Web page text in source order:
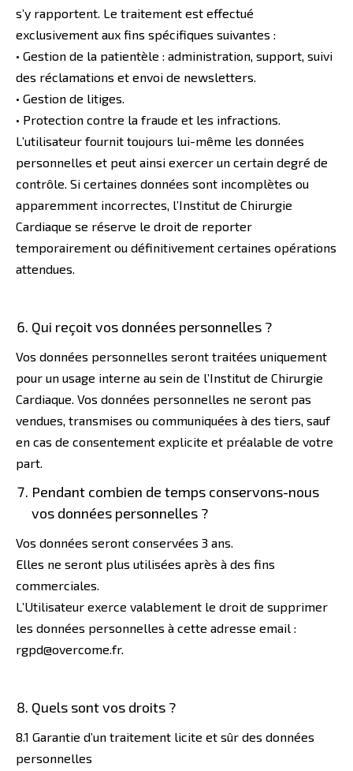
s’y rapportent. Le traitement est effectué
exclusivement aux fins spécifiques suivantes :
• Gestion de la patientèle : administration, support, suivi
des réclamations et envoi de newsletters.
• Gestion de litiges.
• Protection contre la fraude et les infractions.
L’utilisateur fournit toujours lui-même les données
personnelles et peut ainsi exercer un certain degré de
contrôle. Si certaines données sont incomplètes ou
apparemment incorrectes, l’Institut de Chirurgie
Cardiaque se réserve le droit de reporter
temporairement ou définitivement certaines opérations
attendues.
Qui reçoit vos données personnelles ?
Vos données personnelles seront traitées uniquement
pour un usage interne au sein de l’Institut de Chirurgie
Cardiaque. Vos données personnelles ne seront pas
vendues, transmises ou communiquées à des tiers, sauf
en cas de consentement explicite et préalable de votre
part.
Pendant combien de temps conservons-nous
vos données personnelles ?
Vos données seront conservées 3 ans.
Elles ne seront plus utilisées après à des fins
commerciales.
L’Utilisateur exerce valablement le droit de supprimer
les données personnelles à cette adresse email :
rgpd@overcome.fr.
Quels sont vos droits ?
8.1 Garantie d’un traitement licite et sûr des données
personnelles